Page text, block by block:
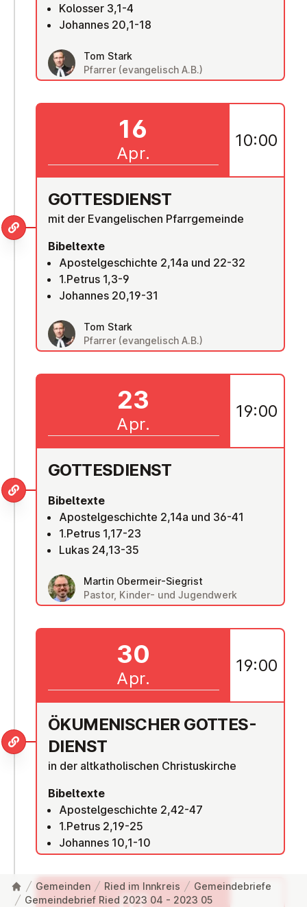
Kolosser 3,1-4
Johannes 20,1-18
Tom Stark
Pfarrer (evangelisch A.B.)
GOT­TES­DIENST
mit der Evangelischen Pfarrgemeinde
Bibeltexte
Apostelgeschichte 2,14a und 22-32
1.Petrus 1,3-9
Johannes 20,19-31
Tom Stark
Pfarrer (evangelisch A.B.)
16
Apr.
10:00
GOT­TES­DIENST
Bibeltexte
Apostelgeschichte 2,14a und 36-41
1.Petrus 1,17-23
Lukas 24,13-35
Martin Obermeir-Siegrist
Pastor, Kinder- und Jugendwerk
23
Apr.
19:00
ÖKU­ME­NI­SCHER GOT­TES­
DIENST
in der altkatholischen Christuskirche
Bibeltexte
Apostelgeschichte 2,42-47
1.Petrus 2,19-25
Johannes 10,1-10
30
Apr.
19:00
Gemeinden Ried im Innkreis
Gemeindebriefe
Gemeindebrief Ried 2023 04 - 2023 05